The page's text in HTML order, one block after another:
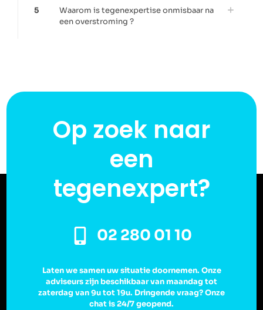
5
Waarom is tegenexpertise onmisbaar na
een overstroming ?
Op zoek naar
een
tegenexpert?
02 280 01 10
Laten we samen uw situatie doornemen. Onze
adviseurs zijn beschikbaar van maandag tot
zaterdag van 9u tot 19u. Dringende vraag? Onze
chat is 24/7 geopend.